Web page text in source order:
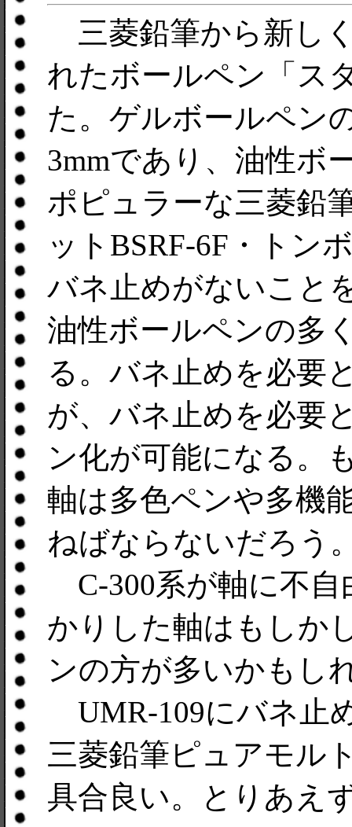
三菱鉛筆から新し
れたボールペン「ス
た。ゲルボールペン
3mmであり、油性ボ
ポピュラーな三菱鉛
ットBSRF-6F・トン
バネ止めがないこと
油性ボールペンの多
る。バネ止めを必要
が、バネ止めを必要
ン化が可能になる。
軸は多色ペンや多機
ねばならないだろう
C-300系が軸に不自
かりした軸はもしか
ンの方が多いかもし
UMR-109にバネ止
三菱鉛筆ピュアモル
具合良い。とりあえ